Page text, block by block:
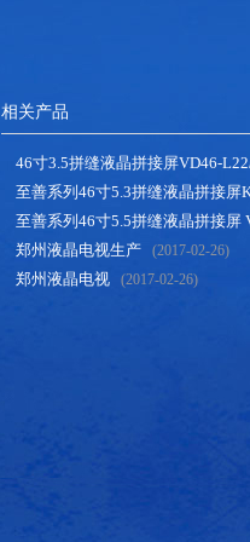
相关产品
46寸3.5拼缝液晶拼接屏VD46-
至善系列46寸5.3拼缝液晶拼接屏
至善系列46寸5.5拼缝液晶拼接屏
郑州液晶电视生产 (2017-02-26)
郑州液晶电视 (2017-02-26)